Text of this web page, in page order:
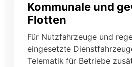
Kommunale und
Flotten
Für Nutzfahrzeuge und
eingesetzte
Telematik für Betriebe